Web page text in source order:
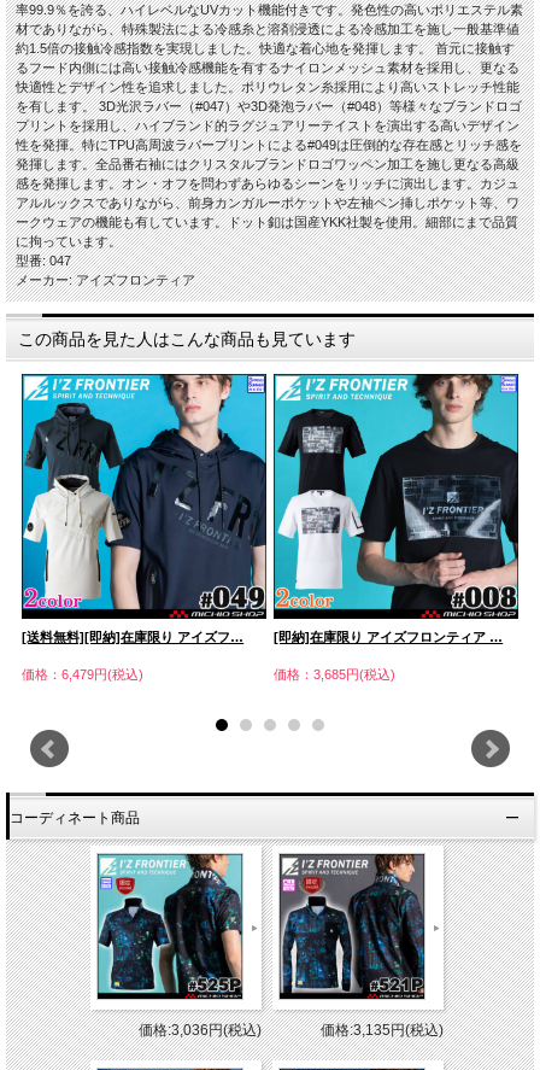
率99.9％を誇る、ハイレベルなUVカット機能付きです。発色性の高いポリエステル素
材でありながら、特殊製法による冷感糸と溶剤浸透による冷感加工を施し一般基準値
約1.5倍の接触冷感指数を実現しました。快適な着心地を発揮します。 首元に接触す
るフード内側には高い接触冷感機能を有するナイロンメッシュ素材を採用し、更なる
快適性とデザイン性を追求しました。ポリウレタン糸採用により高いストレッチ性能
を有します。 3D光沢ラバー（#047）や3D発泡ラバー（#048）等様々なブランドロゴ
プリントを採用し、ハイブランド的ラグジュアリーテイストを演出する高いデザイン
性を発揮。特にTPU高周波ラバープリントによる#049は圧倒的な存在感とリッチ感を
発揮します。全品番右袖にはクリスタルブランドロゴワッペン加工を施し更なる高級
感を発揮します。オン・オフを問わずあらゆるシーンをリッチに演出します。カジュ
アルルックスでありながら、前身カンガルーポケットや左袖ペン挿しポケット等、ワ
ークウェアの機能も有しています。ドット釦は国産YKK社製を使用。細部にまで品質
に拘っています。
型番: 047
メーカー: アイズフロンティア
この商品を見た人はこんな商品も見ています
[送料無料][即納]在庫限り アイズフ…
価格：6,479円(税込)
[即納]在庫限り アイズフロンティア …
価格：3,685円(税込)
コーディネート商品
価格:3,036円(税込) 価格:3,135円(税込)